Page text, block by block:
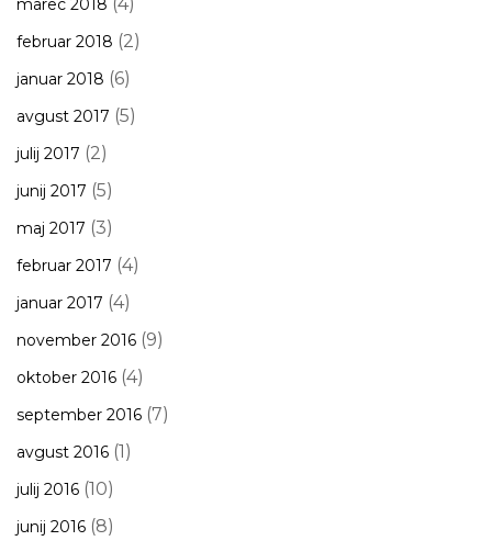
marec 2018
februar 2018 (2)
januar 2018 (6)
avgust 2017 (5)
julij 2017 (2)
junij 2017 (5)
maj 2017 (3)
februar 2017 (4)
januar 2017 (4)
november 2016 (9)
oktober 2016 (4)
september 2016 (7)
avgust 2016 (1)
julij 2016 (10)
junij 2016 (8)